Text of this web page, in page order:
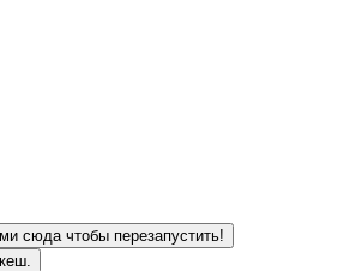
сюда чтобы перезапустить!